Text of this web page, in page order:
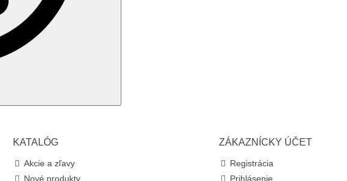
KATALÓG
Akcie a zľavy
Nové produkty
ZÁKAZNÍCKY ÚČET
Registrácia
Prihlásenie